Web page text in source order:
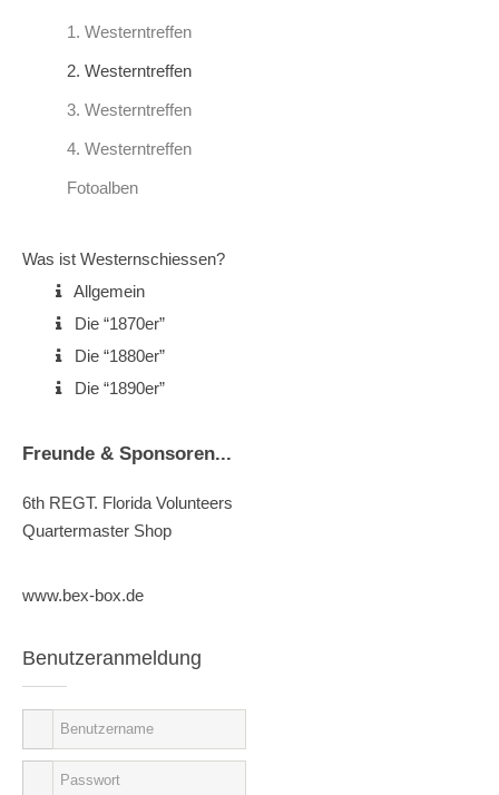
1. Westerntreffen
2. Westerntreffen
3. Westerntreffen
4. Westerntreffen
Fotoalben
Was ist Westernschiessen?
Allgemein
Die “1870er”
Die “1880er”
Die “1890er”
Freunde & Sponsoren...
6th REGT. Florida Volunteers
Quartermaster Shop
www.bex-box.de
Benutzeranmeldung